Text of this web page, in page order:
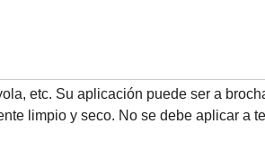
etc. Su aplicación puede ser a
limpio y seco. No se debe aplicar a